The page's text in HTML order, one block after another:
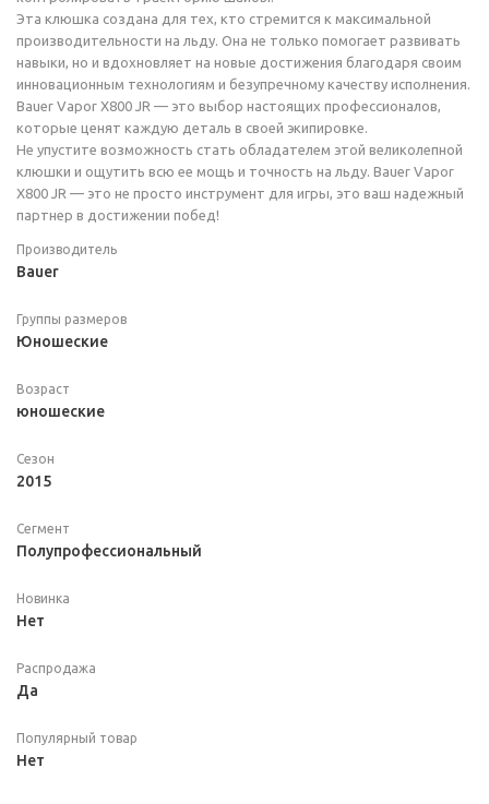
Эта клюшка создана для тех, кто стремится к максимальной
производительности на льду. Она не только помогает развивать
навыки, но и вдохновляет на новые достижения благодаря своим
инновационным технологиям и безупречному качеству исполнения.
Bauer Vapor X800 JR — это выбор настоящих профессионалов,
которые ценят каждую деталь в своей экипировке.
Не упустите возможность стать обладателем этой великолепной
клюшки и ощутить всю ее мощь и точность на льду. Bauer Vapor
X800 JR — это не просто инструмент для игры, это ваш надежный
партнер в достижении побед!
Производитель
Bauer
Группы размеров
Юношеские
Возраст
юношеские
Сезон
2015
Сегмент
Полупрофессиональный
Новинка
Нет
Распродажа
Да
Популярный товар
Нет